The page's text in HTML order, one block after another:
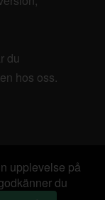
du
hos oss.
upplevelse på
du